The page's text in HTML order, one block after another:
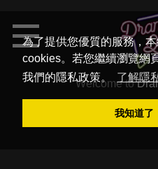
為了提供您優質的服務，本
cookies。若您繼續瀏覽網
我們的隱私政策。
了解隱
我知道了
Welcome to